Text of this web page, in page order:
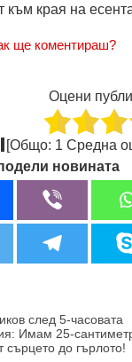
към края на
ще коментираш?
Оцени
[Общо: 1 Средна
новината
след 5-часовата
Имам 25-
сърцето до гърлото!